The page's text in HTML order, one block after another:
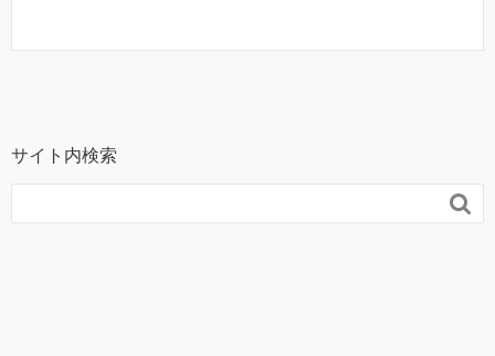
サイト内検索
